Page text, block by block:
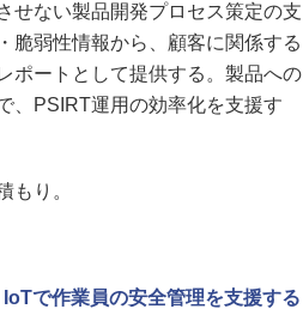
せない製品開発プロセス策定の支
脆弱性情報から、顧客に関係する
ポートとして提供する。製品への
、PSIRT運用の効率化を支援す
り。
で作業員の安全管理を支援する